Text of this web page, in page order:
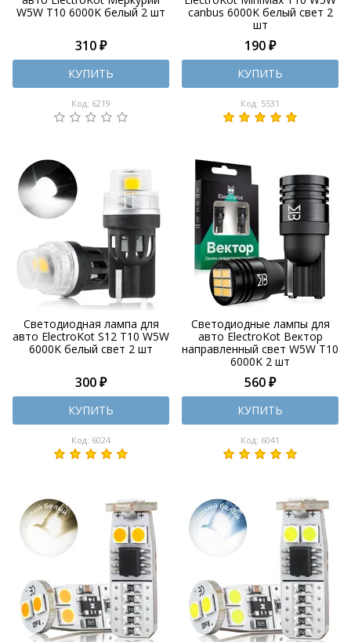
W5W T10 6000K белый 2 шт
310 ₽
КУПИТЬ
Код: 6219
canbus 6000K белый свет 2
шт
190 ₽
КУПИТЬ
Код: 5531
Светодиодная лампа для
авто ElectroKot S12 T10 W5W
6000K белый свет 2 шт
300 ₽
КУПИТЬ
Код: 6024
Светодиодные лампы для
авто ElectroKot Вектор
направленный свет W5W T10
6000K 2 шт
560 ₽
КУПИТЬ
Код: 6041